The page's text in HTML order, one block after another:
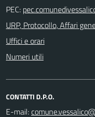
PEC:
URP, Protocollo, Affari
Uffici e orari
Numeri utili
CONTATTI D.P.O.
E-mail: